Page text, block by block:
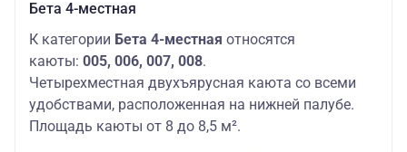
Бета 4-местная
К категории Бета 4-местная относятся
каюты: 005, 006, 007, 008.
Четырехместная двухъярусная каюта со всеми
удобствами, расположенная на нижней палубе.
Площадь каюты от 8 до 8,5 м².